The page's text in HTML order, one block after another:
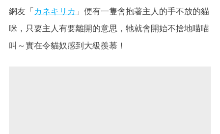
網友「カネキリカ 」便有一隻會抱著主人的手不放的貓
咪，只要主人有要離開的意思，牠就會開始不捨地喵喵
叫～實在令貓奴感到大級羨慕！